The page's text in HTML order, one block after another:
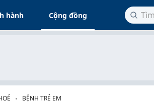
hành Cộng đồng
BỆNH TRẺ EM